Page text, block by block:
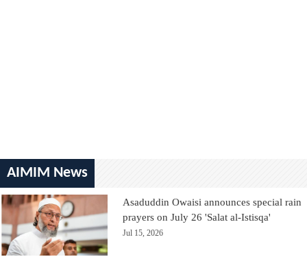
AIMIM News
Asaduddin Owaisi announces special rain
prayers on July 26 'Salat al-Istisqa'
Jul 15, 2026